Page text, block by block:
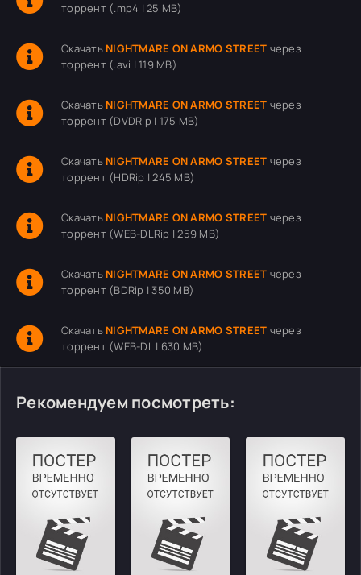
торрент (.mp4 | 25 MB)
Скачать NIGHTMARE ON ARMO STREET через
торрент (.avi | 119 MB)
Скачать NIGHTMARE ON ARMO STREET через
торрент (DVDRip | 175 MB)
Скачать NIGHTMARE ON ARMO STREET через
торрент (HDRip | 245 MB)
Скачать NIGHTMARE ON ARMO STREET через
торрент (WEB-DLRip | 259 MB)
Скачать NIGHTMARE ON ARMO STREET через
торрент (BDRip | 350 MB)
Скачать NIGHTMARE ON ARMO STREET через
торрент (WEB-DL | 630 MB)
Рекомендуем посмотреть: